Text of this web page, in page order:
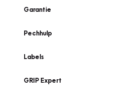
Garantie
Pechhulp
Labels
GRIP Expert